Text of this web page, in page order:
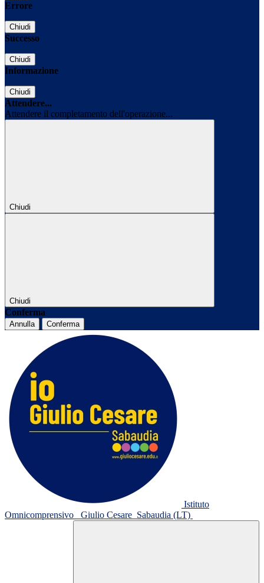
Errore
Chiudi
Successo
Chiudi
Informazione
Chiudi
Attendere...
Attendere il completamento dell'operazione...
Chiudi
Chiudi
Conferma
Annulla Conferma
Istituto
Omnicomprensivo
Giulio Cesare Sabaudia (LT)